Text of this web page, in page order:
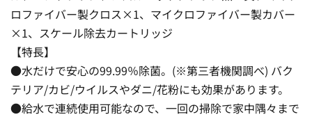
ロファイバー製クロス×1、マイクロファイバー製カバー
×1、スケール除去カートリッジ
【特長】
●水だけで安心の99.99％除菌。(※第三者機関調べ) バク
テリア/カビ/ウイルスやダニ/花粉にも効果があります。
●給水で連続使用可能なので、一回の掃除で家中隅々まで